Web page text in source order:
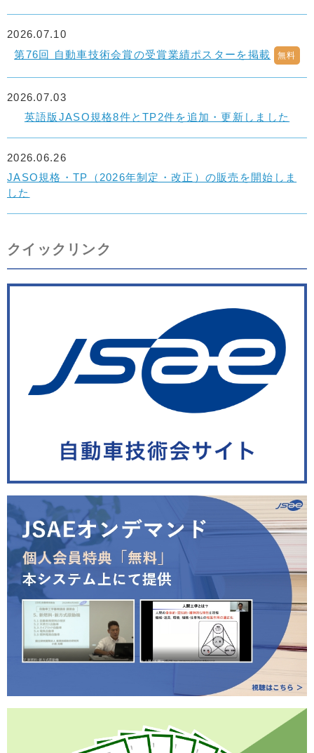
第76回 自動車技術会賞の受賞業績ポスターを掲載 無料
2026.07.10
英語版JASO規格8件とTP2件を追加・更新しました
2026.07.03
JASO規格・TP（2026年制定・改正）の販売を開始しま
した
2026.06.26
クイックリンク